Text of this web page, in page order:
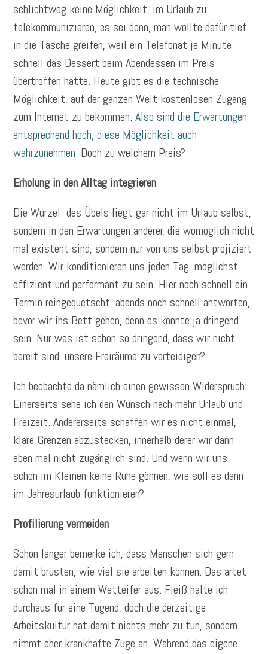
schlichtweg keine Möglichkeit, im Urlaub zu
telekommunizieren, es sei denn, man wollte dafür tief
in die Tasche greifen, weil ein Telefonat je Minute
schnell das Dessert beim Abendessen im Preis
übertroffen hatte. Heute gibt es die technische
Möglichkeit, auf der ganzen Welt kostenlosen Zugang
zum Internet zu bekommen.Also sind die Erwartungen
entsprechend hoch, diese Möglichkeit auch
wahrzunehmen. Doch zu welchem Preis?
Erholung in den Alltag integrieren
Die Wurzel des Übels liegt gar nicht im Urlaub selbst,
sondern in den Erwartungen anderer, die womöglich nicht
mal existent sind, sondern nur von uns selbst projiziert
werden. Wir konditionieren uns jeden Tag, möglichst
effizient und performant zu sein. Hier noch schnell ein
Termin reingequetscht, abends noch schnell antworten,
bevor wir ins Bett gehen, denn es könnte ja dringend
sein. Nur was ist schon so dringend, dass wir nicht
bereit sind, unsere Freiräume zu verteidigen?
Ich beobachte da nämlich einen gewissen Widerspruch:
Einerseits sehe ich den Wunsch nach mehr Urlaub und
Freizeit. Andererseits schaffen wir es nicht einmal,
klare Grenzen abzustecken, innerhalb derer wir dann
eben mal nicht zugänglich sind. Und wenn wir uns
schon im Kleinen keine Ruhe gönnen, wie soll es dann
im Jahresurlaub funktionieren?
Profilierung vermeiden
Schon länger bemerke ich, dass Menschen sich gern
damit brüsten, wie viel sie arbeiten können. Das artet
schon mal in einem Wetteifer aus. Fleiß halte ich
durchaus für eine Tugend, doch die derzeitige
Arbeitskultur hat damit nichts mehr zu tun, sondern
nimmt eher krankhafte Züge an. Während das eigene